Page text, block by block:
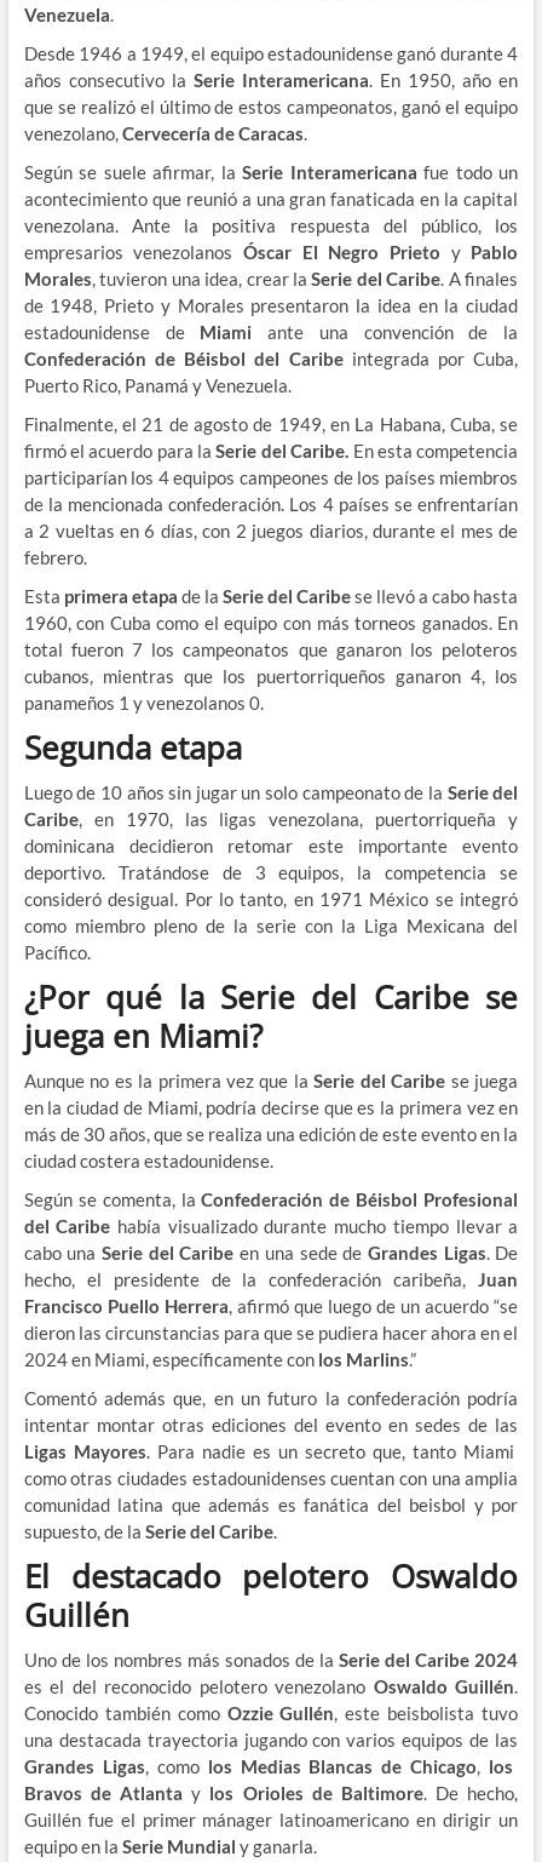
Venezuela.
Desde 1946 a 1949, el equipo estadounidense ganó durante 4
años consecutivo la Serie Interamericana. En 1950, año en
que se realizó el último de estos campeonatos, ganó el equipo
venezolano,Cervecería de Caracas.
Según se suele afirmar, la Serie Interamericana fue todo un
acontecimiento que reunió a una gran fanaticada en la capital
venezolana. Ante la positiva respuesta del público, los
empresarios venezolanosÓscar El Negro Prieto y Pablo
Morales, tuvieron una idea, crear laSerie del Caribe. A finales
de 1948, Prieto y Morales presentaron la idea en la ciudad
estadounidense de Miami ante una convención de la
Confederación de Béisbol del Caribeintegrada por Cuba,
Puerto Rico, Panamá y Venezuela.
Finalmente, el 21 de agosto de 1949, en La Habana, Cuba, se
firmó el acuerdo para laSerie del Caribe. En esta competencia
participarían los 4 equipos campeones de los países miembros
de la mencionada confederación. Los 4 países se enfrentarían
a 2 vueltas en 6 días, con 2 juegos diarios, durante el mes de
febrero.
Esta primera etapa de la Serie del Caribese llevó a cabo hasta
1960, con Cuba como el equipo con más torneos ganados. En
total fueron 7 los campeonatos que ganaron los peloteros
cubanos, mientras que los puertorriqueños ganaron 4, los
panameños 1 y venezolanos 0.
Segunda etapa
Luego de 10 años sin jugar un solo campeonato de la Serie del
Caribe, en 1970, las ligas venezolana, puertorriqueña y
dominicana decidieron retomar este importante evento
deportivo. Tratándose de 3 equipos, la competencia se
consideró desigual. Por lo tanto, en 1971 México se integró
como miembro pleno de la serie con la Liga Mexicana del
Pacífico.
¿Por qué la Serie del Caribe se
juega en Miami?
Aunque no es la primera vez que laSerie del Caribe se juega
en la ciudad de Miami, podría decirse que es la primera vez en
más de 30 años, que se realiza una edición de este evento en la
ciudad costera estadounidense.
Según se comenta, laConfederación de Béisbol Profesional
del Caribe había visualizado durante mucho tiempo llevar a
cabo unaSerie del Caribe en una sede de Grandes Ligas. De
hecho, el presidente de la confederación caribeña,Juan
Francisco Puello Herrera, afirmó que luego de un acuerdo “se
dieron las circunstancias para que se pudiera hacer ahora en el
2024 en Miami, específicamente conlos Marlins.”
Comentó además que, en un futuro la confederación podría
intentar montar otras ediciones del evento en sedes de las
Ligas Mayores. Para nadie es un secreto que, tanto Miami
como otras ciudades estadounidenses cuentan con una amplia
comunidad latina que además es fanática del beisbol y por
supuesto, de la Serie del Caribe.
El destacado pelotero Oswaldo
Guillén
Uno de los nombres más sonados de laSerie del Caribe 2024
es el del reconocido pelotero venezolano Oswaldo Guillén.
Conocido también comoOzzie Gullén, este beisbolista tuvo
una destacada trayectoria jugando con varios equipos de las
Grandes Ligas, como los Medias Blancas de Chicago, los
Bravos de Atlanta y los Orioles de Baltimore. De hecho,
Guillén fue el primer mánager latinoamericano en dirigir un
equipo en la Serie Mundial y ganarla.